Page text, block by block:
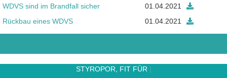
WDVS sind im Brandfall sicher
01.04.2021
Rückbau eines WDVS
01.04.2021